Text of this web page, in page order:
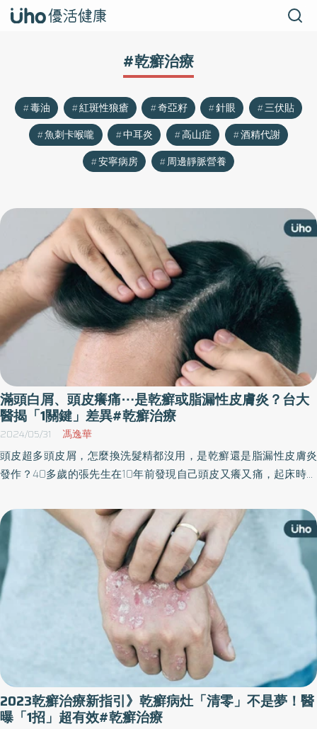
#乾癬治療
毒油 紅斑性狼瘡 奇亞籽 針眼
三伏貼
魚刺卡喉嚨
中耳炎 高山症
酒精代謝
安寧病房
周邊靜脈營養
滿頭白屑、頭皮癢痛⋯是乾癬或脂漏性皮膚炎？台大
醫揭「1關鍵」差異#乾癬治療
2024/05/31 馮逸華
頭皮超多頭皮屑，怎麼換洗髮精都沒用，是乾癬還是脂漏性皮膚炎
發作？40多歲的張先生在10年前發現自己頭皮又癢又痛，起床時發
檢查才發現是中重度乾癬。皮膚科醫師提醒，乾癬症狀容易跟其他
皮膚疾病混淆，尤其8成病灶發生在頭皮，很容易誤認為脂漏性皮膚
炎。
2023乾癬治療新指引》乾癬病灶「清零」不是夢！醫
曝「1招」超有效#乾癬治療